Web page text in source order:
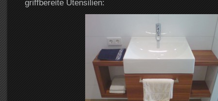
griffbereite Utensilien: